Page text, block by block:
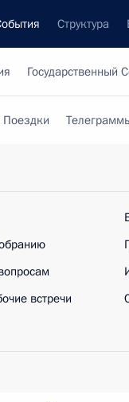
Структура
Государственный
Поездки
встречи